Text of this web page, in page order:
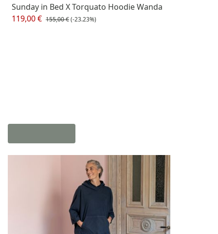
Sunday in Bed X Torquato Hoodie Wanda
119,00 € 155,00 €(-23.23%)